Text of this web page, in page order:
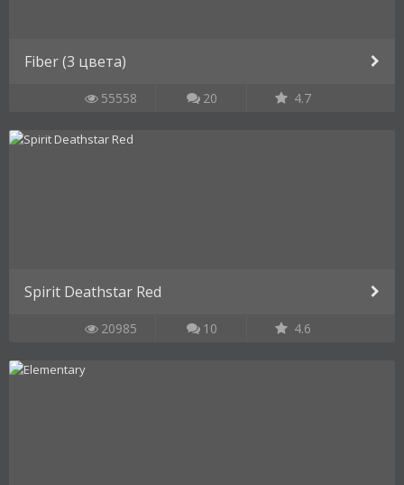
Fiber (3 цвета)
55558 20 4.7
Spirit Deathstar Red
20985 10 4.6